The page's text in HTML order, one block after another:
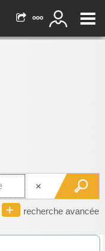
recherche avancée